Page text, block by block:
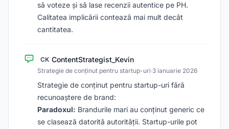
să voteze și să lase recenzii autentice pe PH.
Calitatea implicării contează mai mult decât
cantitatea.
CK ContentStrategist_Kevin
Strategie de conținut pentru startup-uri·3 ianuarie 2026
Strategie de conținut pentru startup-uri fără
recunoaștere de brand:
Paradoxul: Brandurile mari au conținut generic ce
se clasează datorită autorității. Startup-urile pot